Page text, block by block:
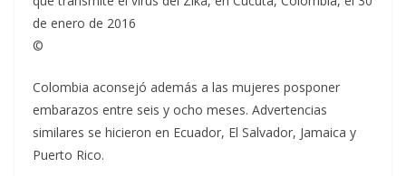
©
Colombia aconsejó además a las mujeres posponer
embarazos entre seis y ocho meses. Advertencias
similares se hicieron en Ecuador, El Salvador, Jamaica y
Puerto Rico.